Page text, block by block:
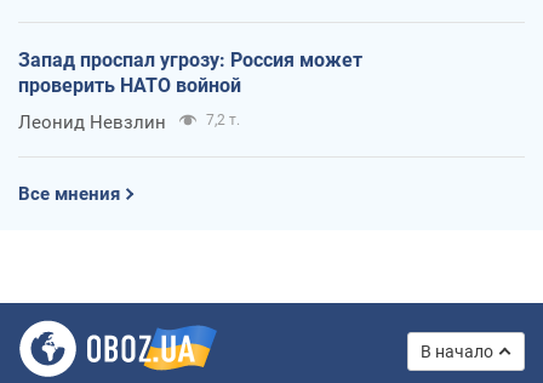
Запад проспал угрозу: Россия может
проверить НАТО войной
Леонид Невзлин 7,2 т.
Все мнения
В начало